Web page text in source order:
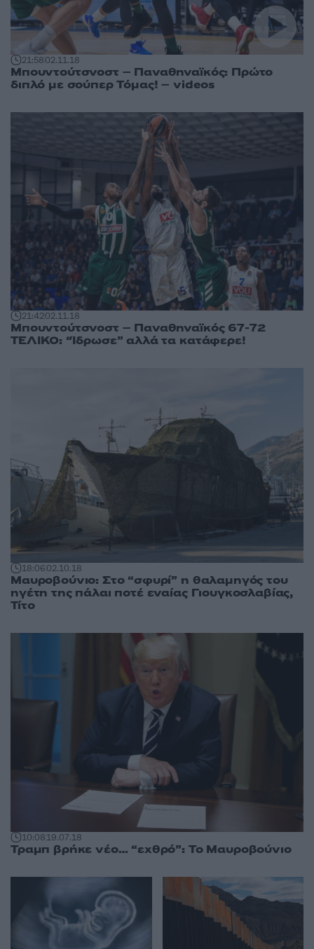
21:5802.11.18
Μπουντούτσνοστ – Παναθηναϊκός: Πρώτο
διπλό με σούπερ Τόμας! – videos
21:4202.11.18
Μπουντούτσνοστ – Παναθηναϊκός 67-72
ΤΕΛΙΚΟ: “Ίδρωσε” αλλά τα κατάφερε!
18:0602.10.18
Μαυροβούνιο: Στο “σφυρί” η θαλαμηγός του
ηγέτη της πάλαι ποτέ εναίας Γιουγκοσλαβίας,
Τίτο
10:0819.07.18
Τραμπ βρήκε νέο… “εχθρό”: Το Μαυροβούνιο